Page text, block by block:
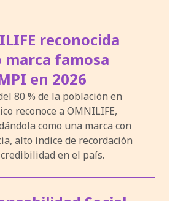
reconocida
marca famosa
en 2026
80 % de la población en
reconoce a OMNILIFE,
como una marca con
alto índice de recordación
en el país.